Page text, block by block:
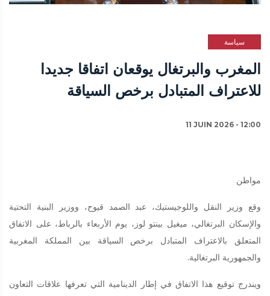
سياسة
المغرب والبرتغال يوقعان اتفاقا جديدا
للاعتراف المتبادل برخص السياقة
11 JUIN 2026 - 12:00
مواطن
وقع وزير النقل واللوجيستيك، عبد الصمد قيوح، ووزير البنية التحتية
والإسكان البرتغالي، ميغيل بينتو لوز، يوم الأربعاء بالرباط، على الاتفاق
المتعلق بالاعتراف المتبادل برخص السياقة بين المملكة المغربية
والجمهورية البرتغالية.
ويندرج توقيع هذا الاتفاق في إطار الدينامية التي تعرفها علاقات التعاون